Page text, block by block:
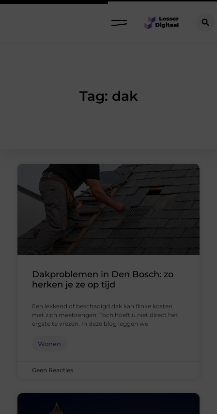
Tag: dak
Dakproblemen in Den Bosch: zo
herken je ze op tijd
Een lekkend of beschadigd dak kan flinke kosten
met zich meebrengen. Toch hoeft u niet direct het
ergste te vrezen. In deze blog leggen we
Wonen
Geen Reacties